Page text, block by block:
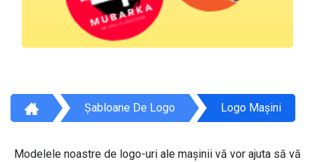
Șabloane De Logo Logo Mașini
Modelele noastre de logo-uri ale mașinii vă vor ajuta să vă